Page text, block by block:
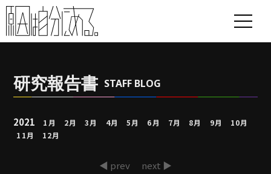
研究報告書 STAFF BLOG
2021 1月 2月 3月 4月 5月 6月 7月 8月 9月
10月
11月
12月
◀ prev next ▶